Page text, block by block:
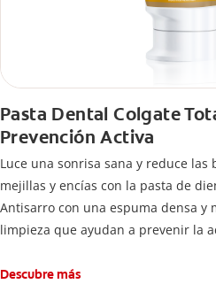
Pasta Dental Colgate
Prevención Activa
Luce una sonrisa sana y reduce las
mejillas y encías con la pasta de
Antisarro con una espuma densa y
limpieza que ayudan a prevenir la
Descubre más